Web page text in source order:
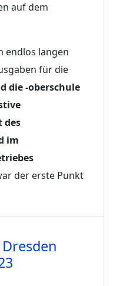
auf dem
endlos langen
für die
die -oberschule
des
im
der erste Punkt